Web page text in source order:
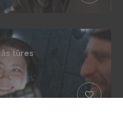
tūres